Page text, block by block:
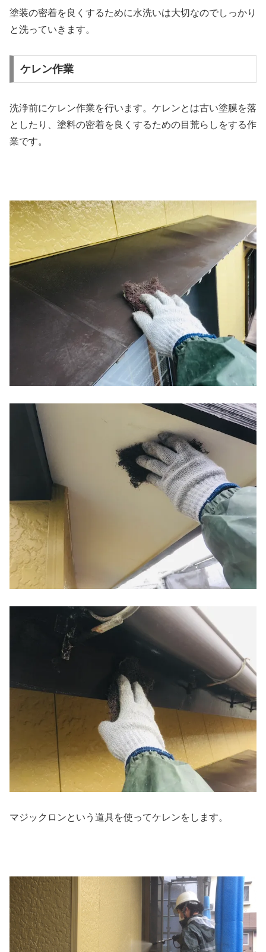
塗装の密着を良くするために水洗いは大切なのでしっかり
と洗っていきます。
ケレン作業
洗浄前にケレン作業を行います。ケレンとは古い塗膜を落
としたり、塗料の密着を良くするための目荒らしをする作
業です。
マジックロンという道具を使ってケレンをします。